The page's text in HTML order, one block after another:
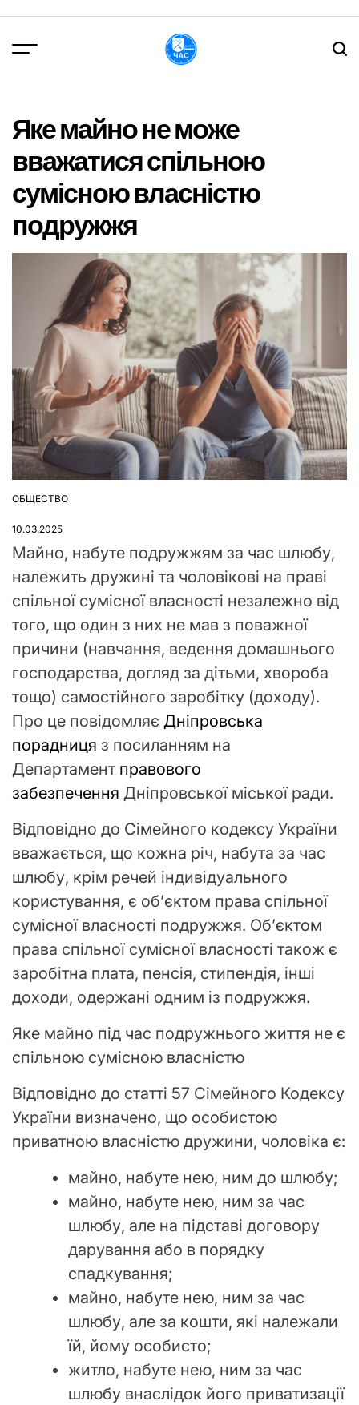
вмісту
Яке майно не може
вважатися спільною
сумісною власністю
подружжя
ОПУБЛІКУВАТИ
ОБЩЕСТВО
10.03.2025
Майно, набуте подружжям за час шлюбу,
належить дружині та чоловікові на праві
спільної сумісної власності незалежно від
того, що один з них не мав з поважної
причини (навчання, ведення домашнього
господарства, догляд за дітьми, хвороба
тощо) самостійного заробітку (доходу).
Про це повідомляє Дніпровська
порадниця з посиланням на
Департамент правового
забезпечення Дніпровської міської ради.
Відповідно до Сімейного кодексу України
вважається, що кожна річ, набута за час
шлюбу, крім речей індивідуального
користування, є об’єктом права спільної
сумісної власності подружжя. Об’єктом
права спільної сумісної власності також є
заробітна плата, пенсія, стипендія, інші
доходи, одержані одним із подружжя.
Яке майно під час подружнього життя не є
спільною сумісною власністю
Відповідно до статті 57 Сімейного Кодексу
України визначено, що особистою
приватною власністю дружини, чоловіка є:
майно, набуте нею, ним до шлюбу;
майно, набуте нею, ним за час
шлюбу, але на підставі договору
дарування або в порядку
спадкування;
майно, набуте нею, ним за час
шлюбу, але за кошти, які належали
їй, йому особисто;
житло, набуте нею, ним за час
шлюбу внаслідок його приватизації